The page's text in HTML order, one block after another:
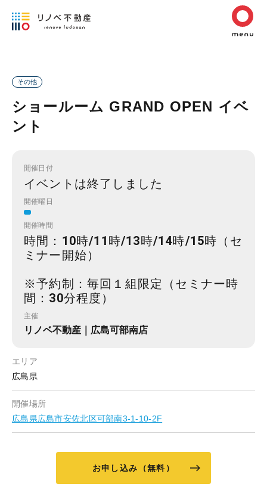
その他
ショールーム GRAND OPEN イベ
ント
開催日付
イベントは終了しました
開催曜日
開催時間
時間：10時/11時/13時/14時/15時（セ
ミナー開始）
※予約制：毎回１組限定（セミナー時
間：30分程度）
主催
リノベ不動産｜広島可部南店
エリア
広島県
開催場所
広島県広島市安佐北区可部南3-1-10-2F
お申し込み（無料）